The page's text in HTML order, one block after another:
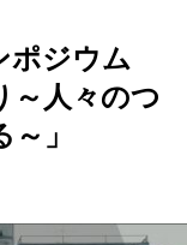
ポジウム
～人々のつ
」